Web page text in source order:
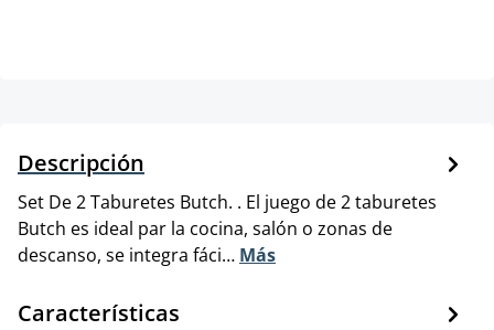
Descripción
Set De 2 Taburetes Butch. . El juego de 2 taburetes
Butch es ideal par la cocina, salón o zonas de
descanso, se integra fáci… Más
Características